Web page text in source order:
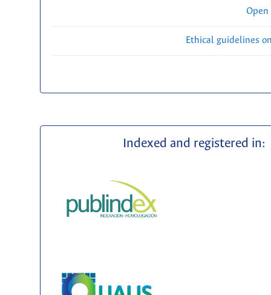
Open
Ethical guidelines
Indexed and registered in: